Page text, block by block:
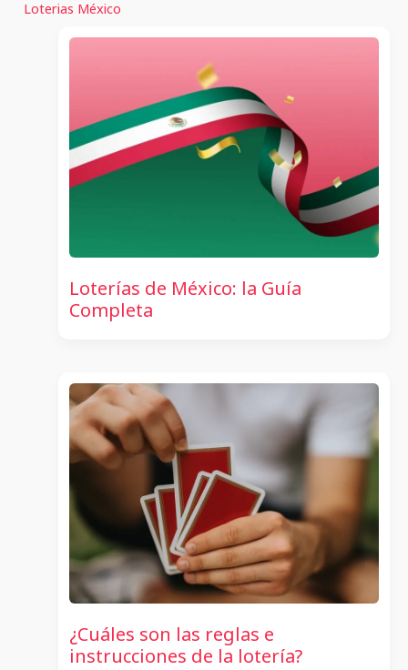
Loterias México
Loterías de México: la Guía
Completa
¿Cuáles son las reglas e
instrucciones de la lotería?